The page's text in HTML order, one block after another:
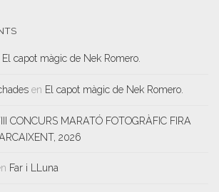
El capot màgic de Nek Romero.
en El capot màgic de Nek Romero.
CONCURS MARATÓ FOTOGRÀFIC FIRA
2026
Far i LLuna